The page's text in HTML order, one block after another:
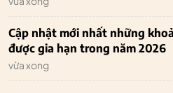
Cập nhật mới nhất những
được gia hạn trong năm 2026
vừa xong